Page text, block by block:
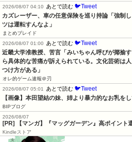
2026/08/07 04:10 あとで読む 🐦Tweet
カズレーザー、車の任意保険を巡り持論「強制
ツは運転すんなよ」
まとめブレイド
2026/08/07 01:00
あとで読む 🐦Tweet
近畿大学准教授、苦言「みいちゃん呼びが揶揄
ら具体的な苦痛が訴えられている。文化芸術は
つけ方がある」
オレ的ゲーム速報＠刃
2026/08/07 05:01
あとで読む 🐦Tweet
【画像】本田望結の妹、姉より暴力的なお乳を
BIPブログ
2026/08/07
[PR] 【マンガ】『マッグガーデン』高ポイント
Kindleストア